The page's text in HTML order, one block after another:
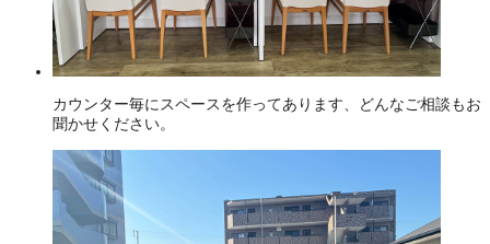
カウンター毎にスペースを作ってあります、どんなご相談もお
聞かせください。